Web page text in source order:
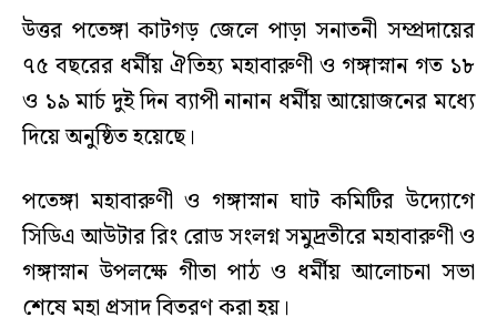
উত্তর পতেঙ্গা কাটগড় জেলে পাড়া সনাতনী সম্প্রদায়ের
৭৫ বছরের ধর্মীয় ঐতিহ্য মহাবারুণী ও গঙ্গাস্নান গত ১৮
ও ১৯ মার্চ দুই দিন ব্যাপী নানান ধর্মীয় আয়োজনের মধ্যে
দিয়ে অনুষ্ঠিত হয়েছে।
পতেঙ্গা মহাবারুণী ও গঙ্গাস্নান ঘাট কমিটির উদ্যোগে
সিডিএ আউটার রিং রোড সংলগ্ন সমুদ্রতীরে মহাবারুণী ও
গঙ্গাস্নান উপলক্ষে গীতা পাঠ ও ধর্মীয় আলোচনা সভা
শেষে মহা প্রসাদ বিতরণ করা হয়।